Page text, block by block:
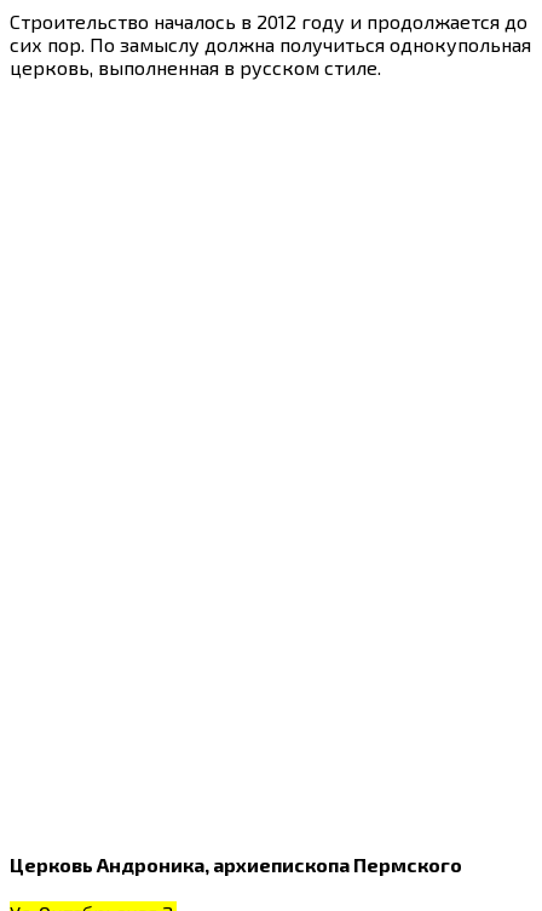
Строительство началось в 2012 году и продолжается до
сих пор. По замыслу должна получиться однокупольная
церковь, выполненная в русском стиле.
Церковь Андроника, архиепископа Пермского